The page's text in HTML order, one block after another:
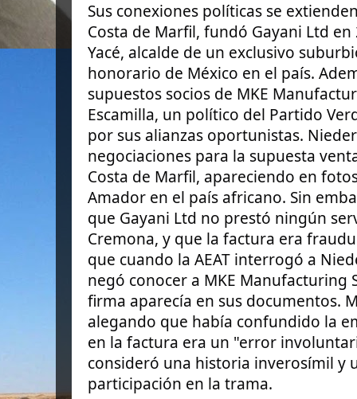
Sus conexiones políticas se
Costa de Marfil, fundó Gayani Ltd
Yacé, alcalde de un exclusivo
honorario de México en el país.
supuestos socios de MKE
Escamilla, un político del Partido
por sus alianzas oportunistas.
negociaciones para la supuesta
Costa de Marfil, apareciendo en
Amador en el país africano. Sin
que Gayani Ltd no prestó ningún
Cremona, y que la factura era
que cuando la AEAT interrogó a
negó conocer a MKE Manufacturing
firma aparecía en sus documentos.
alegando que había confundido la
en la factura era un "error
consideró una historia inverosímil y
participación en la trama.